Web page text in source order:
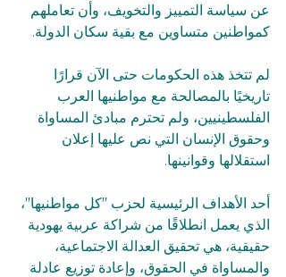
عن سياسة التمييز والتخويف، وأن تعاملهم
كمواطنين متساوين مع بقية سكان الدولة.
لم تتخذ هذه الحكومات حتى الآن قرارًا
تاريخيًا بالمصالحة مع مواطنيها العرب
الفلسطينيين، ولم تحترم مبادئ المساواة
وحقوق الإنسان التي نص عليها إعلان
استقلالها وقوانينها.
أحد الأهداف الرئيسية لحزب "كل مواطنيها"،
الذي يعمل انطلاقًا من شراكة عربية يهودية
حقيقية، هي تحقيق العدالة الاجتماعية،
والمساواة في الحقوق، وإعادة توزيع عادلة